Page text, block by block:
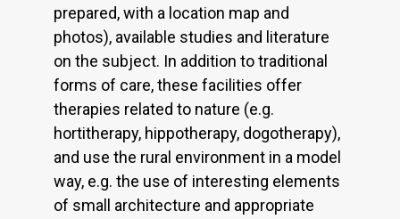
prepared, with a location map and
photos), available studies and literature
on the subject. In addition to traditional
forms of care, these facilities offer
therapies related to nature (e.g.
hortitherapy, hippotherapy, dogotherapy),
and use the rural environment in a model
way, e.g. the use of interesting elements
of small architecture and appropriate